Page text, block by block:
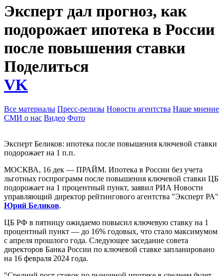
Эксперт дал прогноз, как
подорожает ипотека в России
после повышения ставки
Поделиться
VK
Все материалы Пресс-релизы Новости агентства Наше мнение
СМИ о нас Видео Фото
Эксперт Беликов: ипотека после повышения ключевой ставки
подорожает на 1 п.п.
МОСКВА, 16 дек — ПРАЙМ. Ипотека в России без учета
льготных госпрограмм после повышения ключевой ставки ЦБ
подорожает на 1 процентный пункт, заявил РИА Новости
управляющий директор рейтингового агентства "Эксперт РА"
Юрий Беликов.
ЦБ РФ в пятницу ожидаемо повысил ключевую ставку на 1
процентный пункт — до 16% годовых, что стало максимумом
с апреля прошлого года. Следующее заседание совета
директоров Банка России по ключевой ставке запланировано
на 16 февраля 2024 года.